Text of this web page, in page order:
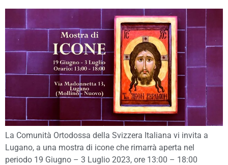
La Comunità Ortodossa della Svizzera Italiana vi invita a
Lugano, a una mostra di icone che rimarrà aperta nel
periodo 19 Giugno – 3 Luglio 2023, ore 13:00 – 18:00